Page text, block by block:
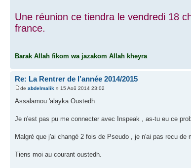
Une réunion ce tiendra le vendredi 18
france.
Barak Allah fikom wa jazakom Allah kheyra
Re: La Rentrer de l’année 2014/2015
de abdelmalik » 15 Aoû 2014 23:02
Assalamou 'alayka Oustedh
Je n'est pas pu me connecter avec Inspeak , as-tu eu ce
Malgré que j'ai changé 2 fois de Pseudo , je n'ai pas recu de
Tiens moi au courant oustedh.